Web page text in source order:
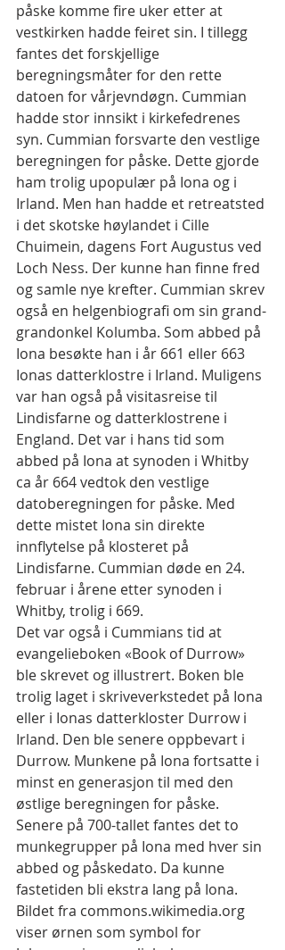
påske komme fire uker etter at
vestkirken hadde feiret sin. I tillegg
fantes det forskjellige
beregningsmåter for den rette
datoen for vårjevndøgn. Cummian
hadde stor innsikt i kirkefedrenes
syn. Cummian forsvarte den vestlige
beregningen for påske. Dette gjorde
ham trolig upopulær på Iona og i
Irland. Men han hadde et retreatsted
i det skotske høylandet i Cille
Chuimein, dagens Fort Augustus ved
Loch Ness. Der kunne han finne fred
og samle nye krefter. Cummian skrev
også en helgenbiografi om sin grand-
grandonkel Kolumba. Som abbed på
Iona besøkte han i år 661 eller 663
Ionas datterklostre i Irland. Muligens
var han også på visitasreise til
Lindisfarne og datterklostrene i
England. Det var i hans tid som
abbed på Iona at synoden i Whitby
ca år 664 vedtok den vestlige
datoberegningen for påske. Med
dette mistet Iona sin direkte
innflytelse på klosteret på
Lindisfarne. Cummian døde en 24.
februar i årene etter synoden i
Whitby, trolig i 669.
Det var også i Cummians tid at
evangelieboken «Book of Durrow»
ble skrevet og illustrert. Boken ble
trolig laget i skriveverkstedet på Iona
eller i Ionas datterkloster Durrow i
Irland. Den ble senere oppbevart i
Durrow. Munkene på Iona fortsatte i
minst en generasjon til med den
østlige beregningen for påske.
Senere på 700-tallet fantes det to
munkegrupper på Iona med hver sin
abbed og påskedato. Da kunne
fastetiden bli ekstra lang på Iona.
Bildet fra commons.wikimedia.org
viser ørnen som symbol for